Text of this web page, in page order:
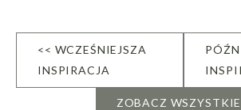
<< WCZEŚNIEJSZA
INSPIRACJA
ZOBACZ WSZYSTKIE